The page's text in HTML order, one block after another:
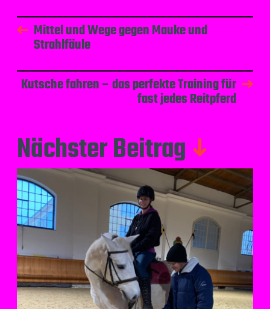
Mittel und Wege gegen Mauke und
Strahlfäule
Kutsche fahren – das perfekte Training für
fast jedes Reitpferd
Nächster Beitrag